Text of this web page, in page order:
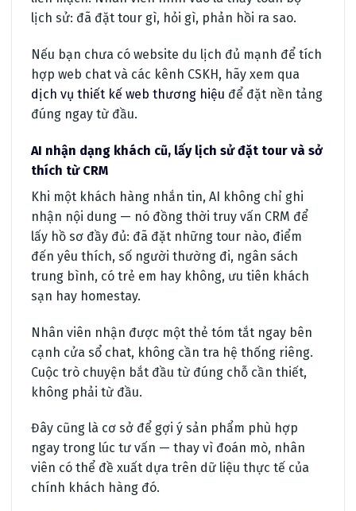
lịch sử: đã đặt tour gì, hỏi gì, phản hồi ra sao.
Nếu bạn chưa có website du lịch đủ mạnh để tích
hợp web chat và các kênh CSKH, hãy xem qua
dịch vụ thiết kế web thương hiệu để đặt nền tảng
đúng ngay từ đầu.
AI nhận dạng khách cũ, lấy lịch sử đặt tour và sở
thích từ CRM
Khi một khách hàng nhắn tin, AI không chỉ ghi
nhận nội dung — nó đồng thời truy vấn CRM để
lấy hồ sơ đầy đủ: đã đặt những tour nào, điểm
đến yêu thích, số người thường đi, ngân sách
trung bình, có trẻ em hay không, ưu tiên khách
sạn hay homestay.
Nhân viên nhận được một thẻ tóm tắt ngay bên
cạnh cửa sổ chat, không cần tra hệ thống riêng.
Cuộc trò chuyện bắt đầu từ đúng chỗ cần thiết,
không phải từ đầu.
Đây cũng là cơ sở để gợi ý sản phẩm phù hợp
ngay trong lúc tư vấn — thay vì đoán mò, nhân
viên có thể đề xuất dựa trên dữ liệu thực tế của
chính khách hàng đó.